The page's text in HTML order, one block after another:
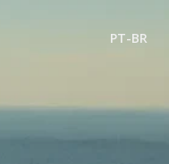
PT-BR